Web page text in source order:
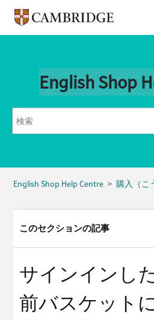
English Shop
English Shop Help Centre 購入（こ
このセクションの記事
サインインし
前バスケット